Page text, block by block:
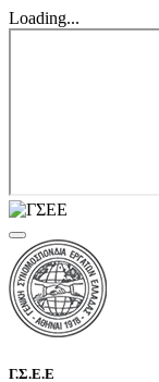
Loading...
Γ.Σ.Ε.Ε